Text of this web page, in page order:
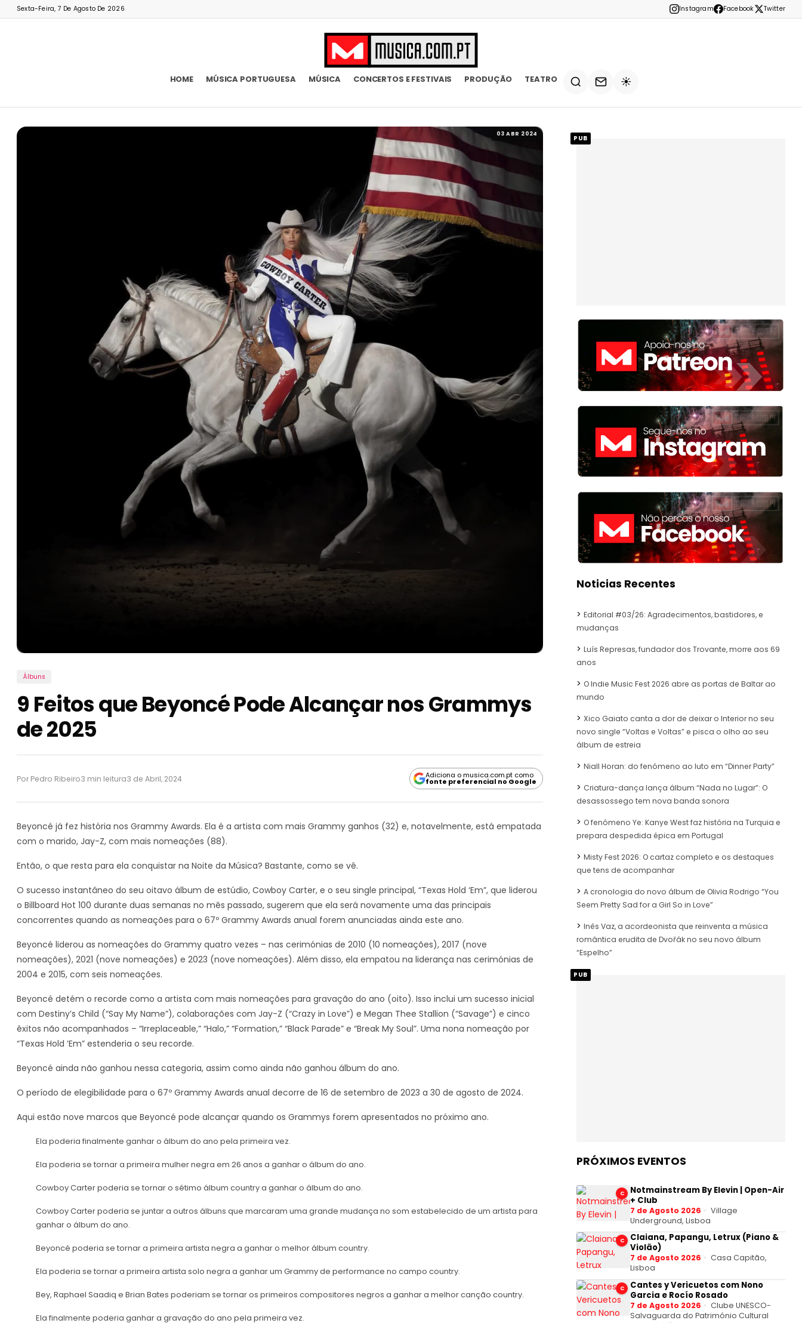
Sexta-Feira, 7 De Agosto De 2026 Instagram Facebook Twitter
HOME MÚSICA PORTUGUESA MÚSICA CONCERTOS E FESTIVAIS PRODUÇÃO TEATRO ☀️
03 ABR 2024
Álbuns
9 Feitos que Beyoncé Pode Alcançar nos Grammys
de 2025
Por Pedro Ribeiro3 min leitura3 de Abril, 2024 Adiciona o musica.com.pt como
fonte preferencial no Google
Beyoncé já fez história nos Grammy Awards. Ela é a artista com mais Grammy ganhos (32) e, notavelmente, está empatada
com o marido, Jay-Z, com mais nomeações (88).
Então, o que resta para ela conquistar na Noite da Música? Bastante, como se vê.
O sucesso instantâneo do seu oitavo álbum de estúdio, Cowboy Carter, e o seu single principal, “Texas Hold ‘Em”, que liderou
o Billboard Hot 100 durante duas semanas no mês passado, sugerem que ela será novamente uma das principais
concorrentes quando as nomeações para o 67º Grammy Awards anual forem anunciadas ainda este ano.
Beyoncé liderou as nomeações do Grammy quatro vezes – nas cerimónias de 2010 (10 nomeações), 2017 (nove
nomeações), 2021 (nove nomeações) e 2023 (nove nomeações). Além disso, ela empatou na liderança nas cerimónias de
2004 e 2015, com seis nomeações.
Beyoncé detém o recorde como a artista com mais nomeações para gravação do ano (oito). Isso inclui um sucesso inicial
com Destiny’s Child (“Say My Name”), colaborações com Jay-Z (“Crazy in Love”) e Megan Thee Stallion (“Savage”) e cinco
êxitos não acompanhados – “Irreplaceable,” “Halo,” “Formation,” “Black Parade” e “Break My Soul”. Uma nona nomeação por
“Texas Hold ’Em” estenderia o seu recorde.
Beyoncé ainda não ganhou nessa categoria, assim como ainda não ganhou álbum do ano.
O período de elegibilidade para o 67º Grammy Awards anual decorre de 16 de setembro de 2023 a 30 de agosto de 2024.
Aqui estão nove marcos que Beyoncé pode alcançar quando os Grammys forem apresentados no próximo ano.
Ela poderia finalmente ganhar o álbum do ano pela primeira vez.
Ela poderia se tornar a primeira mulher negra em 26 anos a ganhar o álbum do ano.
Cowboy Carter poderia se tornar o sétimo álbum country a ganhar o álbum do ano.
Cowboy Carter poderia se juntar a outros álbuns que marcaram uma grande mudança no som estabelecido de um artista para
ganhar o álbum do ano.
Beyoncé poderia se tornar a primeira artista negra a ganhar o melhor álbum country.
Ela poderia se tornar a primeira artista solo negra a ganhar um Grammy de performance no campo country.
Bey, Raphael Saadiq e Brian Bates poderiam se tornar os primeiros compositores negros a ganhar a melhor canção country.
Ela finalmente poderia ganhar a gravação do ano pela primeira vez.
PUB
Noticias Recentes
Editorial #03/26: Agradecimentos, bastidores, e
mudanças
Luís Represas, fundador dos Trovante, morre aos 69
anos
O Indie Music Fest 2026 abre as portas de Baltar ao
mundo
Xico Gaiato canta a dor de deixar o Interior no seu
novo single “Voltas e Voltas” e pisca o olho ao seu
álbum de estreia
Niall Horan: do fenómeno ao luto em “Dinner Party”
Criatura-dança lança álbum “Nada no Lugar”: O
desassossego tem nova banda sonora
O fenómeno Ye: Kanye West faz história na Turquia e
prepara despedida épica em Portugal
Misty Fest 2026: O cartaz completo e os destaques
que tens de acompanhar
A cronologia do novo álbum de Olivia Rodrigo “You
Seem Pretty Sad for a Girl So in Love”
Inês Vaz, a acordeonista que reinventa a música
romântica erudita de Dvořák no seu novo álbum
“Espelho”
PUB
PRÓXIMOS EVENTOS
C
Notmainstream By Elevin | Open-Air
+ Club
7 de Agosto 2026
Village
Underground, Lisboa
C
Claiana, Papangu, Letrux (Piano &
Violão)
7 de Agosto 2026
Casa Capitão,
Lisboa
C
Cantes y Vericuetos com Nono
Garcia e Rocío Rosado
7 de Agosto 2026
Clube UNESCO-
Salvaguarda do Património Cultural